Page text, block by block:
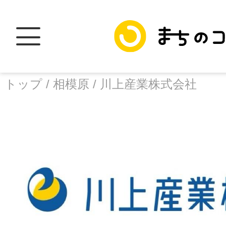
トップ / 相模原 / 川上産業株式会社
X
加盟スポットに